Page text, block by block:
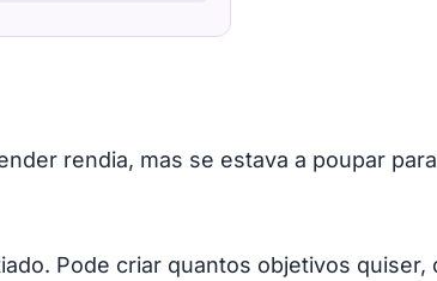
rendia, mas se estava a poupar
Pode criar quantos objetivos quiser,